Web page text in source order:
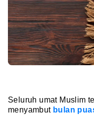
Seluruh umat Muslim
menyambut bulan